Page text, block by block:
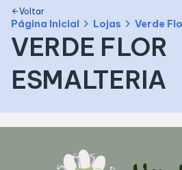
Shopping
Mapa Interno
Facilidades
arrow_backVoltar
Página Inicial chevron_right Lojas chevron_right Verde
VERDE FLOR
ESMALTERIA